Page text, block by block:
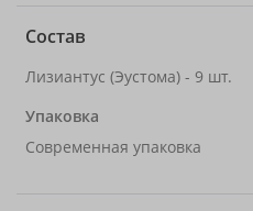
Состав
Лизиантус (Эустома) - 9 шт.
Упаковка
Современная упаковка